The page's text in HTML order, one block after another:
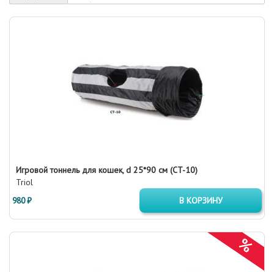
Игровой тоннель для кошек, d 25*90 см (CT-10)
Triol
980 ₽
В КОРЗИНУ